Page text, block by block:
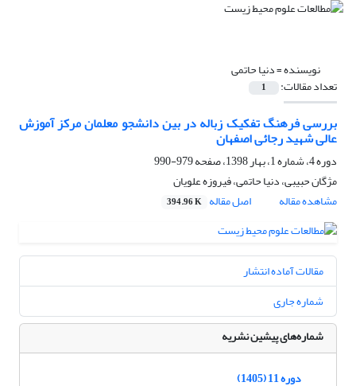
نویسنده =دنیا حاتمی
تعداد مقالات: 1
بررسی فرهنگ تفکیک زباله در بین دانشجو معلمان مرکز آموزش
عالی شهید رجائی اصفهان
دوره 4، شماره 1، بهار 1398، صفحه
979-990
مژگان حبیبی، دنیا حاتمی، فیروزه علویان
مشاهده مقاله
اصل مقاله 394.96 K
مقالات آماده انتشار
شماره جاری
شماره‌های پیشین نشریه
دوره 11 (1405)